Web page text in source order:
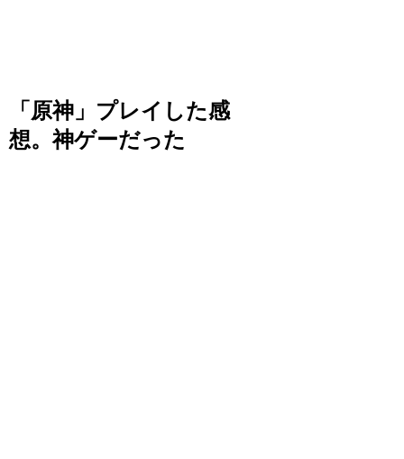
「原神」プレイした感
想。神ゲーだった